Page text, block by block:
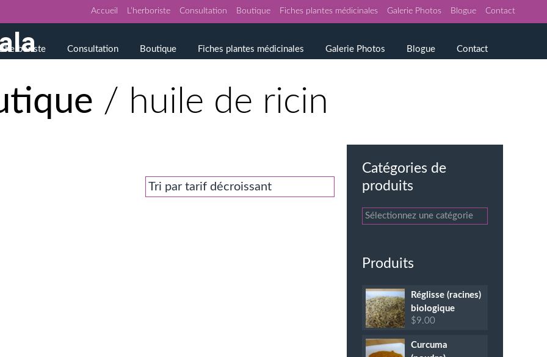
Accueil L’herboriste Consultation Boutique Fiches plantes médicinales Galerie Photos Blogue Contact
L’herboriste Consultation Boutique Fiches plantes médicinales Galerie Photos Blogue Contact
/ huile de ricin
Catégories de
produits
Produits
Réglisse (racines)
biologique
$9.00
Curcuma